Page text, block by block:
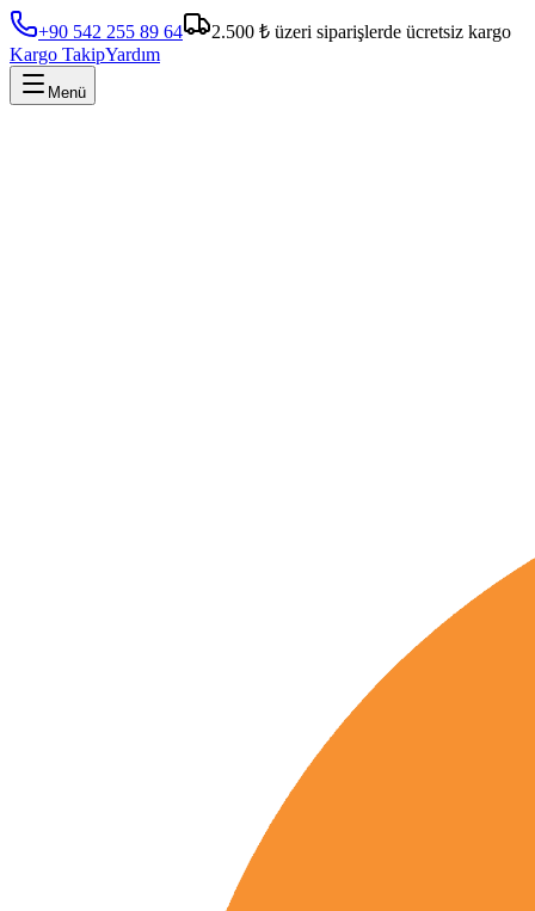
+90 542 255 89 64
2.500 ₺ üzeri siparişlerde ücretsiz kargo
Kargo TakipYardım
Menü